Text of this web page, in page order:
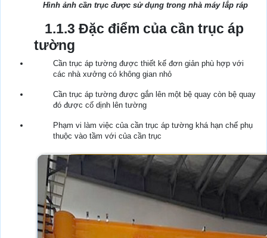
Hình ảnh cần trục được sử dụng trong nhà máy lắp ráp
1.1.3 Đặc điểm của cần trục áp
tường
Cần trục áp tường được thiết kế đơn giản phù hợp với
các nhà xưởng có không gian nhỏ
Cần trục áp tường được gắn lên một bệ quay còn bệ quay
đó được cố dịnh lên tường
Phạm vi làm việc của cần trục áp tường khá hạn chế phụ
thuộc vào tầm với của cần trục